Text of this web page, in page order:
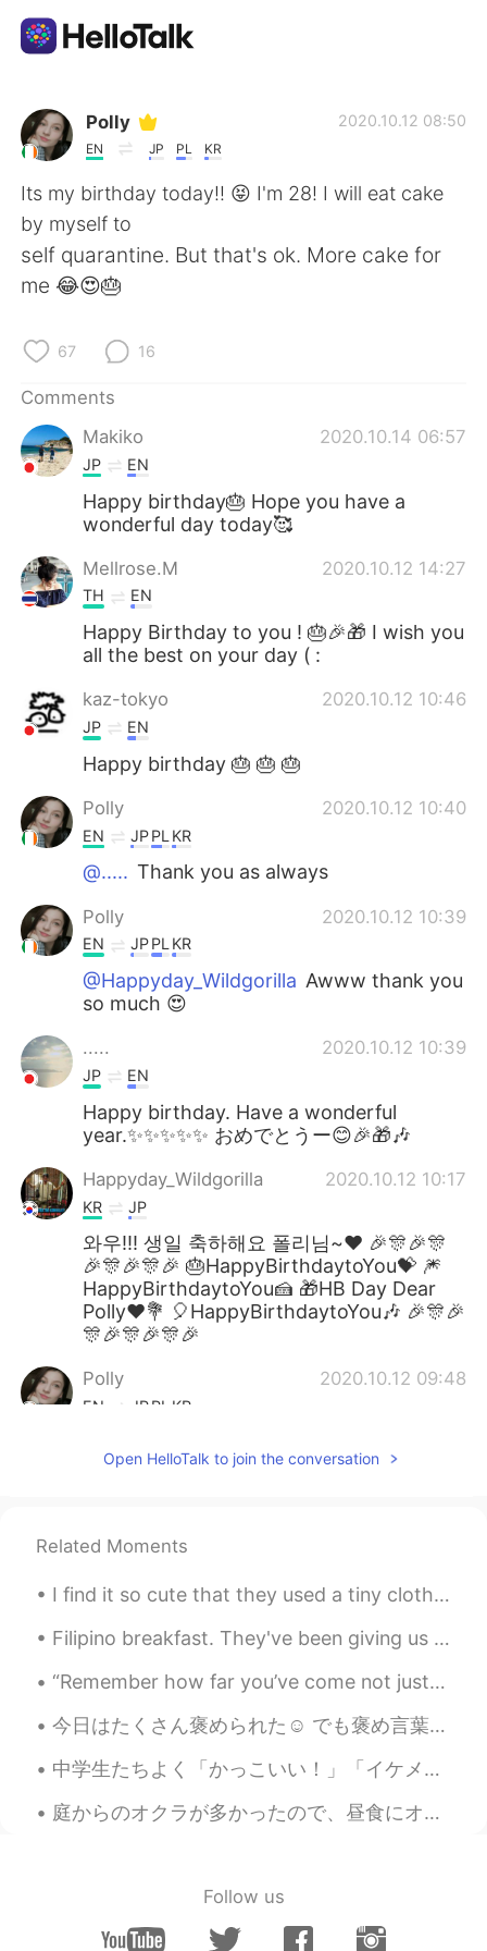
Language Exchange App
AI Grammar Checker
English
Français
日本語 한국어
Indonesia
Türkçe Tiếng Việt
Português
Polly
EN JP PL KR
2020.10.12 08:50
Its my birthday today!! 😝 I'm 28! I will eat cake
by myself to
self quarantine. But that's ok. More cake for
me 😂😍🎂
67 16
Comments
Makiko
2020.10.14 06:57
JP EN
Happy birthday🎂 Hope you have a
wonderful day today🥰
Mellrose.M 2020.10.12 14:27
TH EN
Happy Birthday to you ! 🎂🎉🎁 I wish you
all the best on your day ( :
kaz-tokyo 2020.10.12 10:46
JP EN
Happy birthday 🎂 🎂 🎂
Polly 2020.10.12 10:40
EN JPPL KR
@..... Thank you as always
Polly 2020.10.12 10:39
EN JPPL KR
@Happyday_Wildgorilla Awww thank you
so much 😍
..... 2020.10.12 10:39
JP EN
Happy birthday. Have a wonderful
year.✨✨✨✨✨ おめでとうー😊🎉🎁🎶
Happyday_Wildgorilla 2020.10.12 10:17
KR JP
와우!!! 생일 축하해요 폴리님~♥ 🎉🎊🎉🎊
🎉🎊🎉🎊🎉 🎂HappyBirthdaytoYou💝 🎆
HappyBirthdaytoYou🍰 🎁HB Day Dear
Polly♥💐 🎈HappyBirthdaytoYou🎶 🎉🎊🎉
🎊🎉🎊🎉🎊🎉
Polly 2020.10.12 09:48
EN JPPL KR
🍰🎂🍰🎂
Anna 2020.10.12 09:20
JP EN
Happy birthday to you🎂🎉
Singingi 2020.10.12 09:00
2020.10.12 08:58
Open HelloTalk to join the conversation
Related Moments
I find it so cute that they used a tiny clothes pin to hold up a 🌿 on the side of my cocktail 🍹 lol.
Filipino breakfast. They've been giving us larger portions because we are the only guests in thi...
“Remember how far you’ve come not just how far you have to go” 今日、掃除をしていたら、私が日本で初めて買った本が出てきました。 ...
今日はたくさん褒められた☺️ でも褒め言葉止めどないし恥ずかしさで死にそうだった。 褒められると嬉しいけどとても恥ずかしいしなにを返事すればいいかわからない。褒め言葉で返事したら誠意に感じない。...
中学生たちよく「かっこいい！」「イケメン！」って褒めてくれてるが、ただ「目が大きい」や「目の色が緑」という人あんまり遭遇してないので、おそらく誰でも同じことを言うだろう笑 まぁ、自信がない僕は...
庭からのオクラが多かったので、昼食にオクラで何か作りたかった There was a lot of okra from the garden, so for lunch I wanted to ...
Follow us